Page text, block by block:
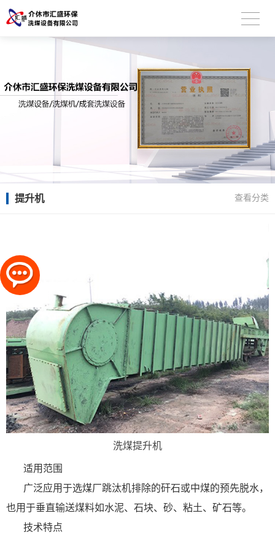
提升机 查看分类
洗煤提升机
适用范围
广泛应用于选煤厂跳汰机排除的矸石或中煤的预先脱水，
也用于垂直输送煤料如水泥、石块、砂、粘土、矿石等。
技术特点